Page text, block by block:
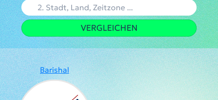
VERGLEICHEN
Barishal